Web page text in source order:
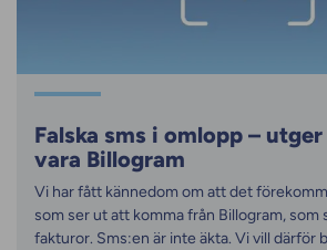
Falska sms i omlopp –
vara Billogram
Vi har fått kännedom om att det
som ser ut att komma från Billogram, som
fakturor. Sms:en är inte äkta. Vi vill därför